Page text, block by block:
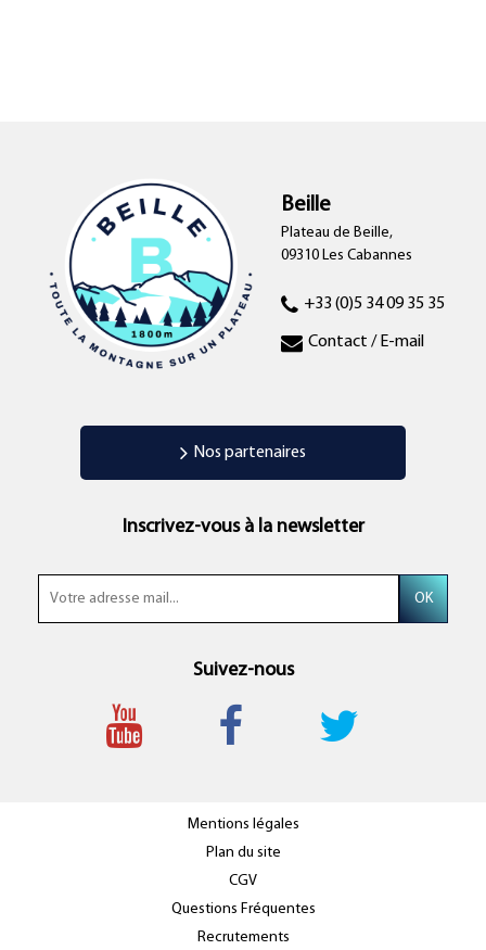
Beille
Plateau de Beille,
09310 Les Cabannes
+33 (0)5 34 09 35 35
Contact / E-mail
Nos partenaires
Inscrivez-vous à la newsletter
Suivez-nous
Mentions légales
Plan du site
CGV
Questions Fréquentes
Recrutements